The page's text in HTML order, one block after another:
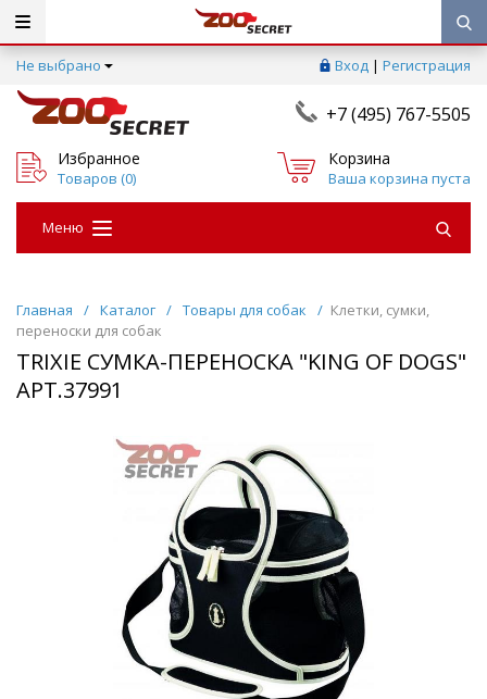
Не выбрано Вход | Регистрация
+7 (495) 767-5505
Избранное
Товаров (0)
Корзина
Ваша корзина пуста
Меню
Главная / Каталог / Товары для собак / Клетки, сумки,
переноски для собак
TRIXIE СУМКА-ПЕРЕНОСКА "KING OF DOGS"
АРТ.37991